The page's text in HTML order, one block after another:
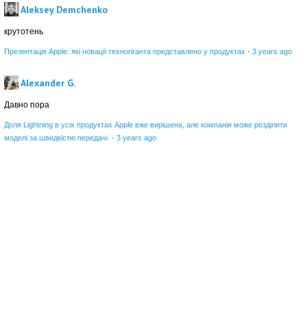
Aleksey Demchenko
крутотень
Презентація Apple: які новації техногіганта представлено у продуктах · 3 years ago
Alexander G.
Давно пора
Доля Lightning в усіх продуктах Apple вже вирішена, але компанія може розділити
моделі за швидкістю передачі · 3 years ago